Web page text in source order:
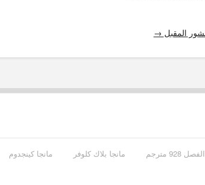
المقبل →
مانجا بلاك كلوفر مانجا كينجدوم